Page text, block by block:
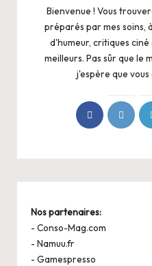
Bienvenue ! Vous
préparés par mes soins,
d'humeur, critiques ciné
meilleurs. Pas sûr que le
j'espère que
Nos partenaires:
- Conso-Mag.com
- Namuu.fr
- Gamespresso